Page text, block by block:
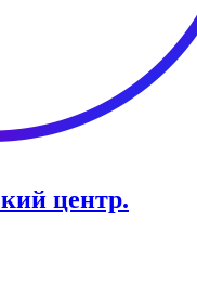
центр.